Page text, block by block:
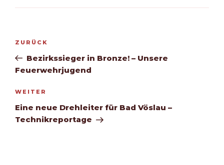
Beitragsnavigation
Vorheriger
Beitrag
ZURÜCK
Bezirkssieger in Bronze! – Unsere
Feuerwehrjugend
Nächster
Beitrag
WEITER
Eine neue Drehleiter für Bad Vöslau –
Technikreportage